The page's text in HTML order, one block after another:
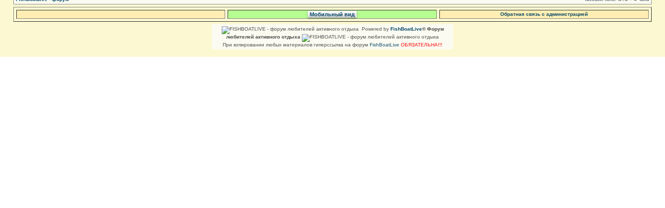
Мобильный вид Обратная связь с администрацией
Powered by FishBoatLive® Форум
любителей активного отдыха
При копировании любых материалов гиперссылка на форум FishBoatLive ОБЯЗАТЕЛЬНА!!!